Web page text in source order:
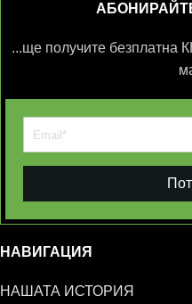
...ще получите безплатна
НАВИГАЦИЯ
НАШАТА ИСТОРИЯ